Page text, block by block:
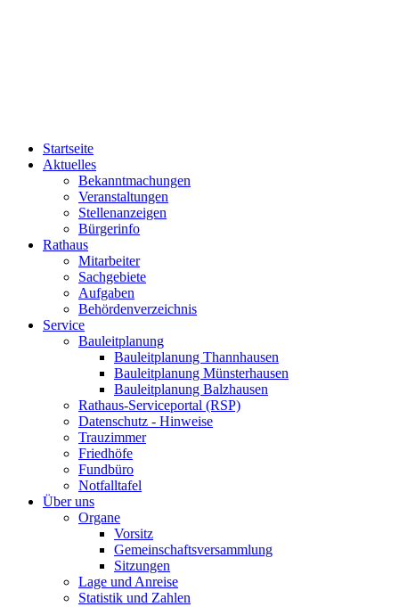
Startseite
Aktuelles
Bekanntmachungen
Veranstaltungen
Stellenanzeigen
Bürgerinfo
Rathaus
Mitarbeiter
Sachgebiete
Aufgaben
Behördenverzeichnis
Service
Bauleitplanung
Bauleitplanung Thannhausen
Bauleitplanung Münsterhausen
Bauleitplanung Balzhausen
Rathaus-Serviceportal (RSP)
Datenschutz - Hinweise
Trauzimmer
Friedhöfe
Fundbüro
Notfalltafel
Über uns
Organe
Vorsitz
Gemeinschaftsversammlung
Sitzungen
Lage und Anreise
Statistik und Zahlen